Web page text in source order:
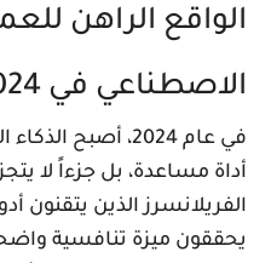
الراهن للعمل
في 2024
في عام 2024، أصبح
مساعدة، بل جزءاً لا يتجزأ
ميزة تنافسية واضحة،